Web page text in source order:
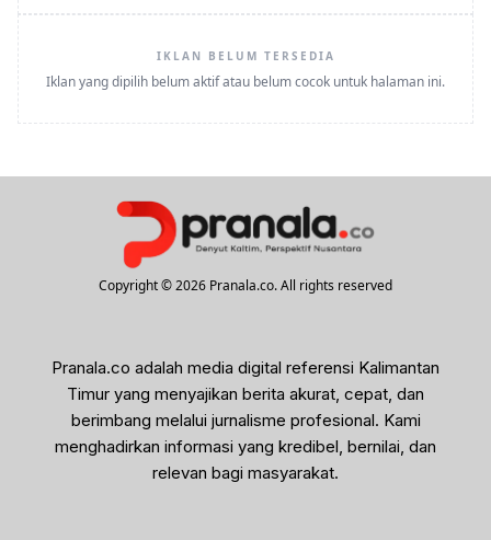
IKLAN BELUM TERSEDIA
Iklan yang dipilih belum aktif atau belum cocok untuk halaman ini.
Copyright © 2026 Pranala.co. All rights reserved
Pranala.co adalah media digital referensi Kalimantan
Timur yang menyajikan berita akurat, cepat, dan
berimbang melalui jurnalisme profesional. Kami
menghadirkan informasi yang kredibel, bernilai, dan
relevan bagi masyarakat.